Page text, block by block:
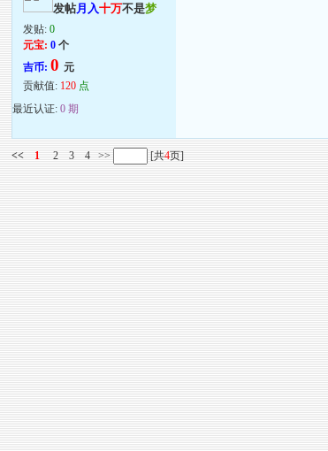
发帖月入十万不是梦
发贴:0
元宝: 0个
吉币:0元
贡献值: 120 点
最近认证:0 期
<< 1 2 3 4 >> [共4页]